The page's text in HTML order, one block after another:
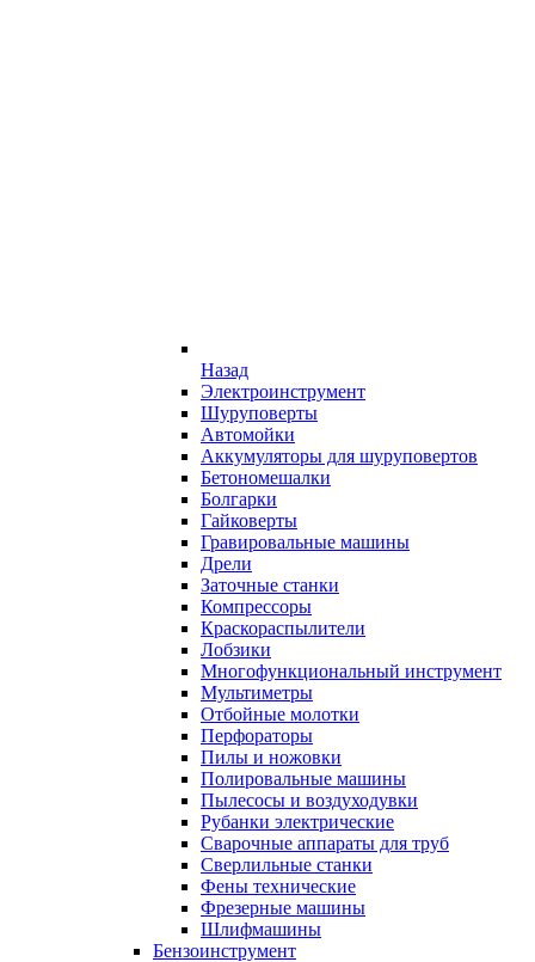
Назад
Электроинструмент
Шуруповерты
Автомойки
Аккумуляторы для шуруповертов
Бетономешалки
Болгарки
Гайковерты
Гравировальные машины
Дрели
Заточные станки
Компрессоры
Краскораспылители
Лобзики
Многофункциональный инструмент
Мультиметры
Отбойные молотки
Перфораторы
Пилы и ножовки
Полировальные машины
Пылесосы и воздуходувки
Рубанки электрические
Сварочные аппараты для труб
Сверлильные станки
Фены технические
Фрезерные машины
Шлифмашины
Бензоинструмент